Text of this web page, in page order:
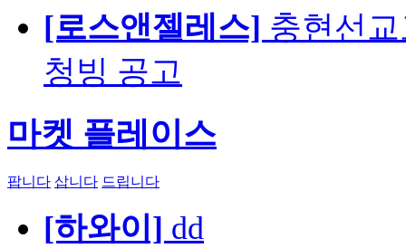
[로스앤젤레스] 충현선
청빙 공고
마켓 플레이스
팝니다 삽니다 드립니다
[하와이] dd